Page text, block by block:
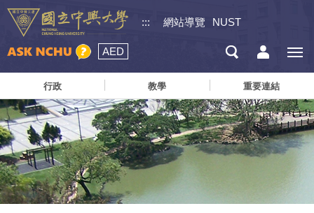
::: 網站導覽 NUST
AED
行政 教學 重要連結